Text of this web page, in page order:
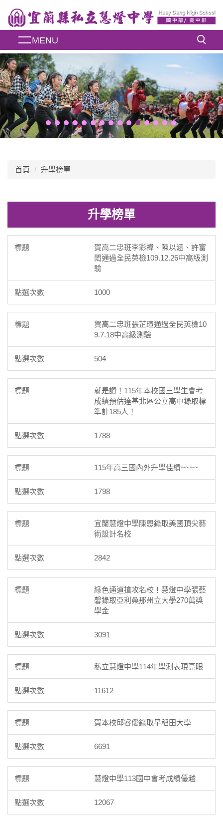
到
主
內
容
區
MENU
首頁 升學榜單
升學榜單
賀高二忠班李彩禕、陳以涵、許富
閎通過全民英檢109.12.26中高級測
驗
1000
賀高二忠班張芷瑄通過全民英檢10
9.7.18中高級測驗
504
就是讚！115年本校國三學生會考
成績預估達基北區公立高中錄取標
準計185人！
1788
115年高三國內外升學佳績~~~~
1798
宜蘭慧燈中學陳恩錄取美國頂尖藝
術設計名校
2842
綠色通道搶攻名校！慧燈中學張藝
馨錄取亞利桑那州立大學270萬獎
學金
3091
私立慧燈中學114年學測表現亮眼
11612
賀本校邱睿僾錄取早稻田大學
6691
慧燈中學113國中會考成績優越
12067